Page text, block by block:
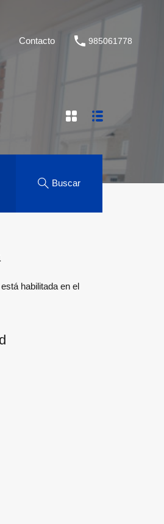
Contacto 985061778
Buscar
habilitada en el